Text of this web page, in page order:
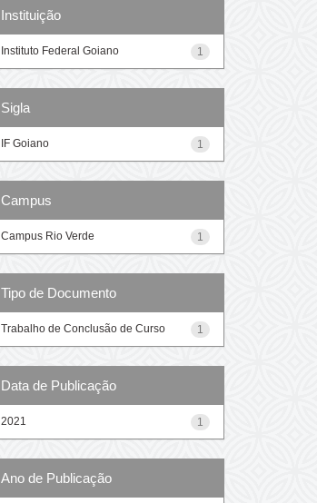
Instituição
1
Instituto Federal Goiano
Sigla
1
IF Goiano
Campus
1
Campus Rio Verde
Tipo de Documento
1
Trabalho de Conclusão de Curso
Data de Publicação
1
2021
Ano de Publicação